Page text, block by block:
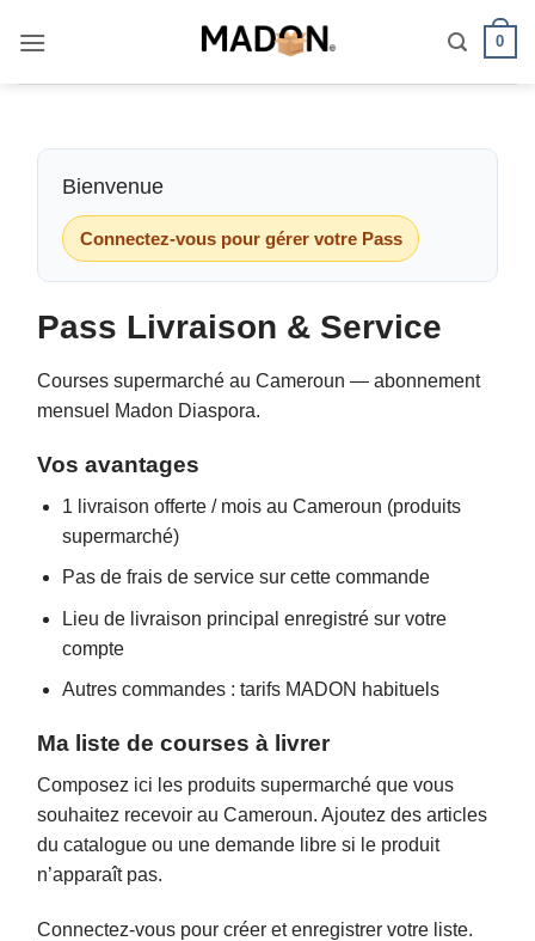
0
Bienvenue
Connectez-vous pour gérer votre Pass
Pass Livraison & Service
Courses supermarché au Cameroun — abonnement
mensuel Madon Diaspora.
Vos avantages
1 livraison offerte / mois au Cameroun (produits
supermarché)
Pas de frais de service sur cette commande
Lieu de livraison principal enregistré sur votre
compte
Autres commandes : tarifs MADON habituels
Ma liste de courses à livrer
Composez ici les produits supermarché que vous
souhaitez recevoir au Cameroun. Ajoutez des articles
du catalogue ou une demande libre si le produit
n’apparaît pas.
Connectez-vous pour créer et enregistrer votre liste.